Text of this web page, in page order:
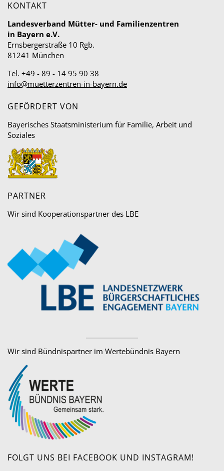
KONTAKT
Landesverband Mütter- und Familienzentren
in Bayern e.V.
Ernsbergerstraße 10 Rgb.
81241 München
Tel. +49 - 89 - 14 95 90 38
info@muetterzentren-in-bayern.de
GEFÖRDERT VON
Bayerisches Staatsministerium für Familie, Arbeit und
Soziales
PARTNER
Wir sind Kooperationspartner des LBE
Wir sind Bündnispartner im Wertebündnis Bayern
FOLGT UNS BEI FACEBOOK UND INSTAGRAM!